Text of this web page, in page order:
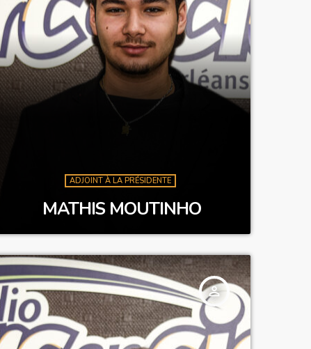
ADJOINT À LA PRÉSIDENTE
MATHIS MOUTINHO
person_outline